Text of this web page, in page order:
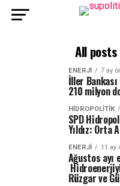
All
ENERJI 7 ay
İller
210 milyon
HIDROPOLITIK
SPD
Yıldız:
ENERJI 11 ay
Ağustos
Rüzgar ve